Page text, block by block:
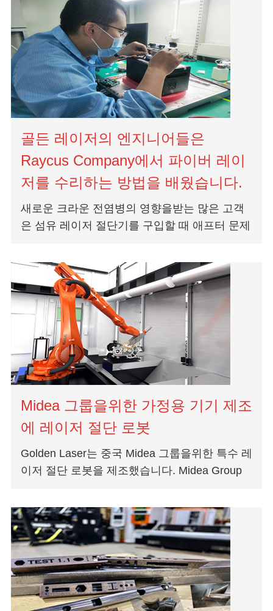
골든 레이저의 엔지니어들은
Raycus Company에서 파이버 레이
저를 수리하는 방법을 배웠습니다.
새로운 크라운 전염병의 영향을받는 많은 고객
은 섬유 레이저 절단기를 구입할 때 애프터 문제
레이저 액세서리, 섬유 레이저에 대해...
Midea 그룹을위한 가정용 기기 제조
에 레이저 절단 로봇
Golden Laser는 중국 Midea 그룹을위한 특수 레
이저 절단 로봇을 제조했습니다. Midea Group
과 ap의 세계 최대 생산 업체입니다...